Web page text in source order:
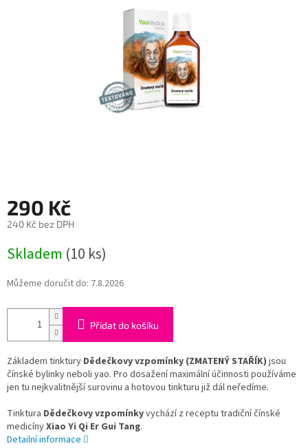
290 Kč
240 Kč bez DPH
cena:
Skladem (10 ks)
Můžeme doručit do: 7.8.2026
Přidat do košíku
Základem tinktury Dědečkovy vzpomínky (ZMATENÝ STAŘÍK) jsou
čínské bylinky neboli yao. Pro dosažení maximální účinnosti používáme
jen tu nejkvalitnější surovinu a hotovou tinkturu již dál neředíme.
Tinktura Dědečkovy vzpomínkyvychází z receptu tradiční čínské
medicínyXiao Yi Qi Er Gui Tang.
Detailní informace